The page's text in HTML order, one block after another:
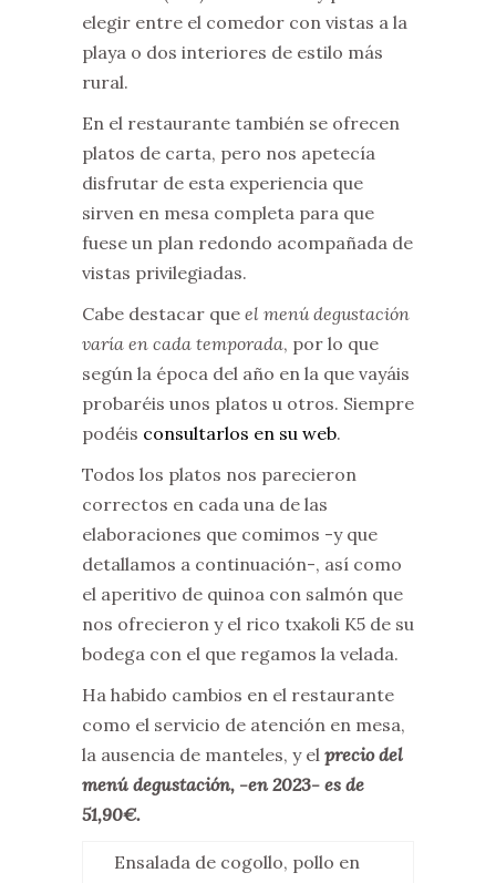
elegir entre el comedor con vistas a la
playa o dos interiores de estilo más
rural.
En el restaurante también se ofrecen
platos de carta, pero nos apetecía
disfrutar de esta experiencia que
sirven en mesa completa para que
fuese un plan redondo acompañada de
vistas privilegiadas.
Cabe destacar que el menú degustación
varía en cada temporada, por lo que
según la época del año en la que vayáis
probaréis unos platos u otros. Siempre
podéis consultarlos en su web.
Todos los platos nos parecieron
correctos en cada una de las
elaboraciones que comimos -y que
detallamos a continuación-, así como
el aperitivo de quinoa con salmón que
nos ofrecieron y el rico txakoli K5 de su
bodega con el que regamos la velada.
Ha habido cambios en el restaurante
como el servicio de atención en mesa,
la ausencia de manteles, y el precio del
menú degustación, -en 2023- es de
51,90€.
Ensalada de cogollo, pollo en